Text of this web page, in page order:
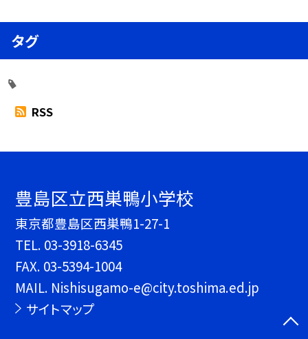
タグ
RSS
豊島区立西巣鴨小学校
東京都豊島区西巣鴨1-27-1
TEL. 03-3918-6345
FAX. 03-5394-1004
MAIL. Nishisugamo-e@city.toshima.ed.jp
サイトマップ